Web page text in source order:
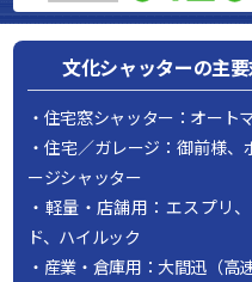
文化シャッターの主
・住宅窓シャッター：オート
・住宅／ガレージ：御前様
ージシャッター
・軽量・店舗用：エスプリ
ド、ハイルック
・産業・倉庫用：大間迅（高